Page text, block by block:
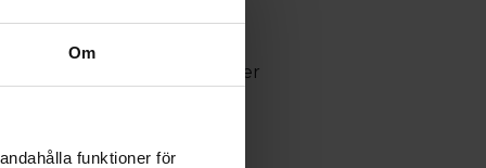
Om
funktioner för
även sådana
som vi
du har tillhandahållit eller
mer effektiv.